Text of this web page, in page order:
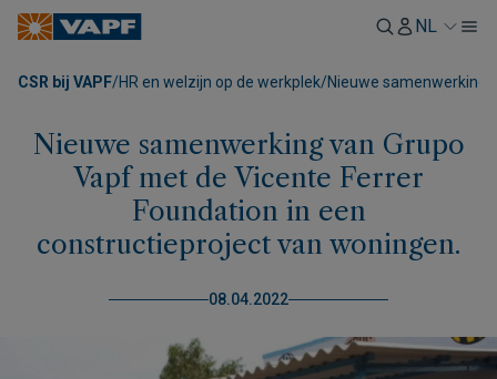
NL
CSR bij VAPF/HR en welzijn op de werkplek/Nieuwe samenwerking
Nieuwe samenwerking van Grupo
Vapf met de Vicente Ferrer
Foundation in een
constructieproject van woningen.
08.04.2022